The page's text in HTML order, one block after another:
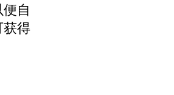
自
获得